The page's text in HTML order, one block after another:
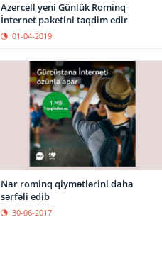
Azercell yeni Günlük Rominq
İnternet paketini təqdim edir
01-04-2019
Nar rominq qiymətlərini daha
sərfəli edib
30-06-2017